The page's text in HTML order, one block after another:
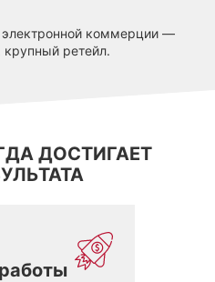
коммерции —
крупный ретейл.
ДОСТИГАЕТ